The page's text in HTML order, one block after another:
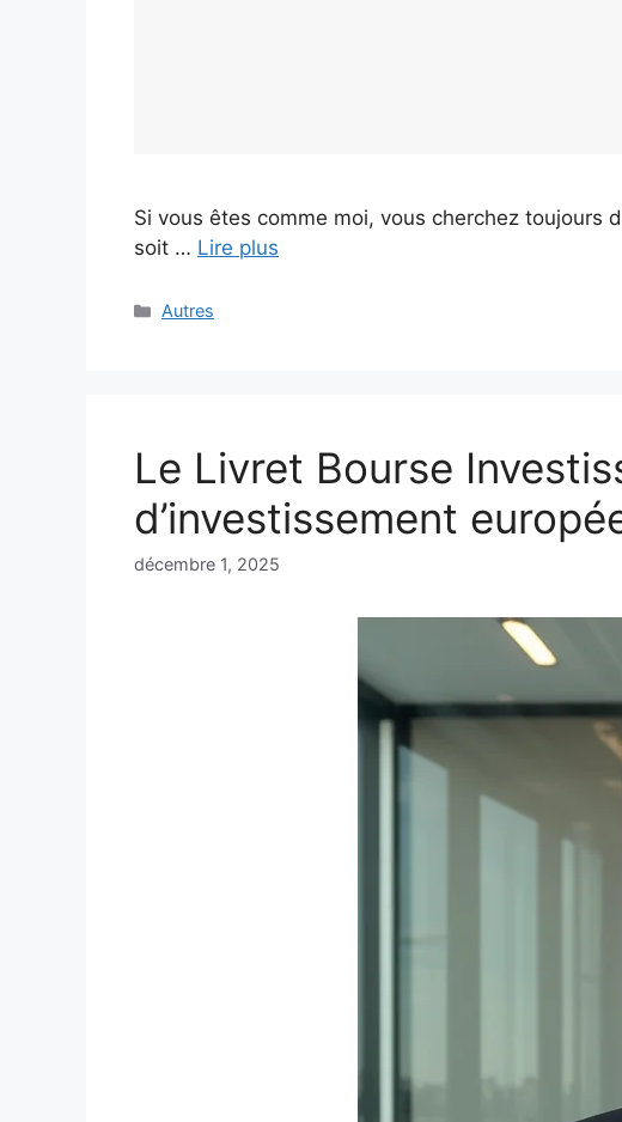
Si vous êtes comme moi, vous cherchez
soit … Lire plus
Catégories
Autres
Le Livret Bourse
d’investissement
décembre 1, 2025